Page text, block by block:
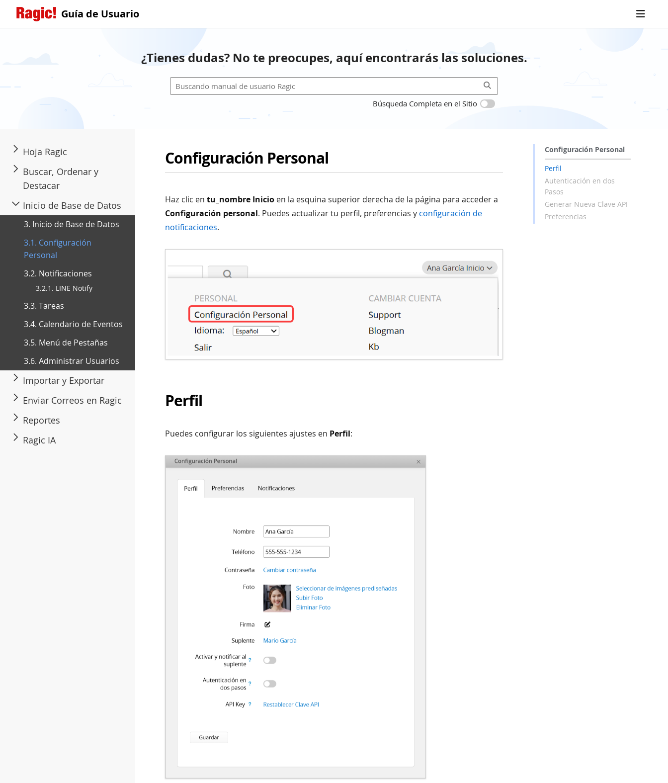
Guía de Usuario
¿Tienes dudas? No te preocupes, aquí encontrarás las soluciones.
Búsqueda Completa en el Sitio
Hoja Ragic
Buscar, Ordenar y
Destacar
Inicio de Base de Datos
3. Inicio de Base de Datos
3.1. Configuración
Personal
3.2. Notificaciones
3.2.1. LINE Notify
3.3. Tareas
3.4. Calendario de Eventos
3.5. Menú de Pestañas
3.6. Administrar Usuarios
Importar y Exportar
Enviar Correos en Ragic
Reportes
Ragic IA
Configuración Personal
Perfil
Autenticación en dos
Pasos
Generar Nueva Clave API
Preferencias
Configuración Personal
Haz clic en tu_nombre Inicio en la esquina superior derecha de la página para acceder a
Configuración personal. Puedes actualizar tu perfil, preferencias y configuración de
notificaciones.
Perfil
Puedes configurar los siguientes ajustes en Perfil: